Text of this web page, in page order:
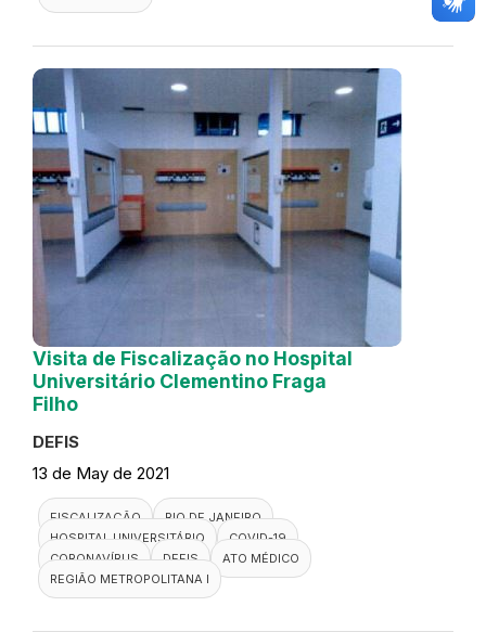
Visita de Fiscalização no Hospital
Universitário Clementino Fraga
Filho
DEFIS
13 de May de 2021
FISCALIZAÇÃO
RIO DE JANEIRO
HOSPITAL UNIVERSITÁRIO
COVID-19
CORONAVÍRUS
DEFIS
ATO MÉDICO
REGIÃO METROPOLITANA I